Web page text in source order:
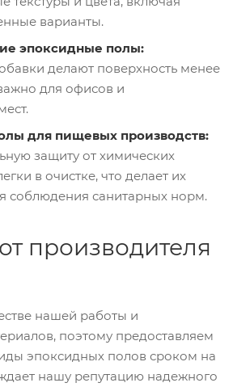
варианты.
эпоксидные полы:
делают поверхность менее
для офисов и
для пищевых производств:
защиту от химических
в очистке, что делает их
соблюдения санитарных норм.
производителя
нашей работы и
поэтому предоставляем
эпоксидных полов сроком на
нашу репутацию надежного